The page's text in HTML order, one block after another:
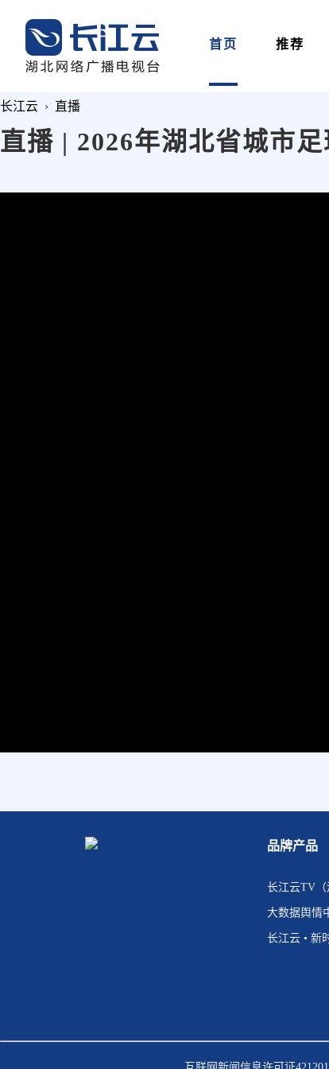
首页 推荐
长江云 › 直播
直播 | 2026年湖北省城市
品牌产品
长江云TV（
大数据舆情
长江云 • 新